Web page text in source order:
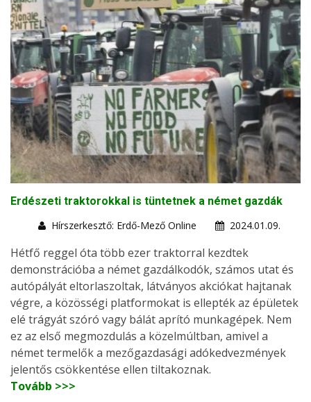
Erdészeti traktorokkal is tüntetnek a német gazdák
Hírszerkesztő: Erdő-Mező Online
2024.01.09.
Hétfő reggel óta több ezer traktorral kezdtek
demonstrációba a német gazdálkodók, számos utat és
autópályát eltorlaszoltak, látványos akciókat hajtanak
végre, a közösségi platformokat is ellepték az épületek
elé trágyát szóró vagy bálát aprító munkagépek. Nem
ez az első megmozdulás a közelmúltban, amivel a
német termelők a mezőgazdasági adókedvezmények
jelentős csökkentése ellen tiltakoznak.
Tovább >>>